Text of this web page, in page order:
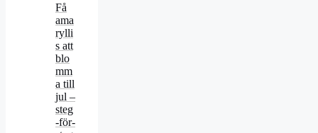
Få
ama
rylli
s att
blo
mm
a till
jul –
steg
-för-